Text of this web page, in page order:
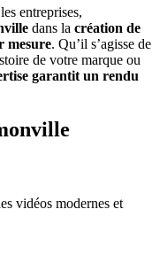
entreprises,
dans la création de
mesure. Qu’il s’agisse de
de votre marque ou
garantit un rendu
vidéos modernes et